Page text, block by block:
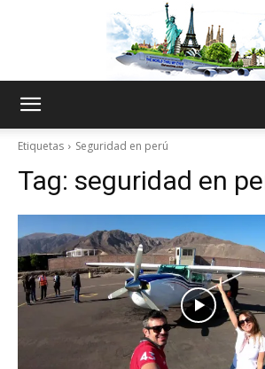
Thru
Etiquetas Seguridad en perú
Tag: seguridad en